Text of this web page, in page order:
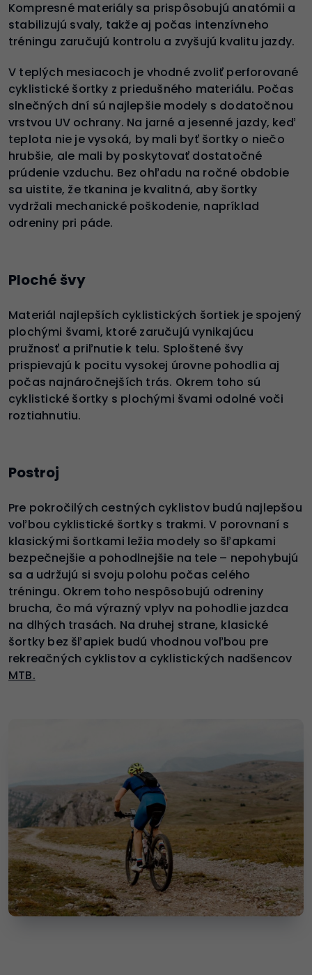
Kompresné materiály sa prispôsobujú anatómii a
stabilizujú svaly, takže aj počas intenzívneho
tréningu zaručujú kontrolu a zvyšujú kvalitu jazdy.
V teplých mesiacoch je vhodné zvoliť perforované
cyklistické šortky z priedušného materiálu. Počas
slnečných dní sú najlepšie modely s dodatočnou
vrstvou UV ochrany. Na jarné a jesenné jazdy, keď
teplota nie je vysoká, by mali byť šortky o niečo
hrubšie, ale mali by poskytovať dostatočné
prúdenie vzduchu. Bez ohľadu na ročné obdobie
sa uistite, že tkanina je kvalitná, aby šortky
vydržali mechanické poškodenie, napríklad
odreniny pri páde.
Ploché švy
Materiál najlepších cyklistických šortiek je spojený
plochými švami, ktoré zaručujú vynikajúcu
pružnosť a priľnutie k telu. Sploštené švy
prispievajú k pocitu vysokej úrovne pohodlia aj
počas najnáročnejších trás. Okrem toho sú
cyklistické šortky s plochými švami odolné voči
roztiahnutiu.
Postroj
Pre pokročilých cestných cyklistov budú najlepšou
voľbou cyklistické šortky s trakmi. V porovnaní s
klasickými šortkami ležia modely so šľapkami
bezpečnejšie a pohodlnejšie na tele – nepohybujú
sa a udržujú si svoju polohu počas celého
tréningu. Okrem toho nespôsobujú odreniny
brucha, čo má výrazný vplyv na pohodlie jazdca
na dlhých trasách. Na druhej strane, klasické
šortky bez šľapiek budú vhodnou voľbou pre
rekreačných cyklistov a cyklistických nadšencov
MTB.